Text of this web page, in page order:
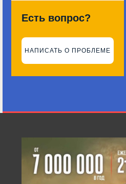
Есть вопрос?
НАПИСАТЬ О ПРОБЛЕМЕ